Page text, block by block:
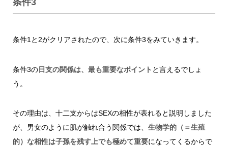
条件1と2がクリアされたので、次に条件3をみていきます。
条件3の日支の関係は、最も重要なポイント と言えるでしょ
う。
その理由は、十二支からはSEXの相性が表れると説明しました
が、男女のように肌が触れ合う関係では、 生物学的（＝生殖
的）な相性は子孫を残す上でも極めて重要になってくるからで